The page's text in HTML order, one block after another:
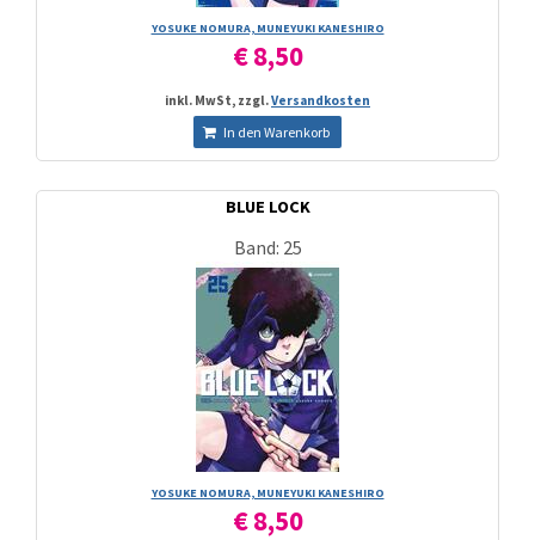
YOSUKE NOMURA, MUNEYUKI KANESHIRO
€ 8,50
inkl. MwSt, zzgl.Versandkosten
In den Warenkorb
BLUE LOCK
Band: 25
YOSUKE NOMURA, MUNEYUKI KANESHIRO
€ 8,50